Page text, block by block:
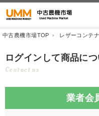
中古農機市場TOP レザーコンテナ
ログインして商品に
Contact us
業者会